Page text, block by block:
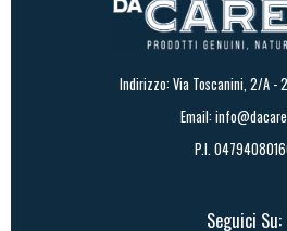
Indirizzo: Via Toscanini, 2/A -
Email:
P.I.
Seguici Su: